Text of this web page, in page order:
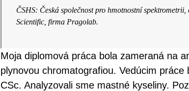
ČSHS: Česká společnost pro hmotnostní
Scientific, firma Pragolab.
Moja diplomová práca bola zameraná na
plynovou chromatografiou. Vedúcim
CSc. Analyzovali sme mastné kyseliny.